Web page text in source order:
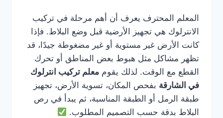
المعلم المحترف يعرف أن أهم مرحلة في تركيب
الانترلوك هي تجهيز الأرضية قبل وضع البلاط. فإذا
كانت الأرض غير مستوية أو غير مضغوطة جيدًا، قد
تظهر مشاكل مثل هبوط بعض المناطق أو تحرك
القطع مع الوقت. لذلك يقوم معلم تركيب انترلوك
في الشارقة بفحص المكان، تسوية الأرض، تجهيز
طبقة الرمل أو الطبقة المناسبة، ثم يبدأ في رص
البلاط بدقة حسب التصميم المطلوب.